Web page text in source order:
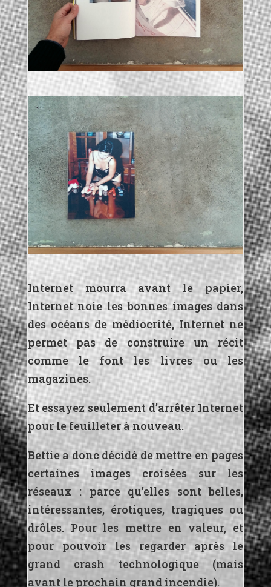
Internet mourra avant le papier,
Internet noie les bonnes images dans
des océans de médiocrité, Internet ne
permet pas de construire un récit
comme le font les livres ou les
magazines.
Et essayez seulement d’arrêter Internet
pour le feuilleter à nouveau.
Bettie a donc décidé de mettre en pages
certaines images croisées sur les
réseaux : parce qu’elles sont belles,
intéressantes, érotiques, tragiques ou
drôles. Pour les mettre en valeur, et
pour pouvoir les regarder après le
grand crash technologique (mais
avant le prochain grand incendie).